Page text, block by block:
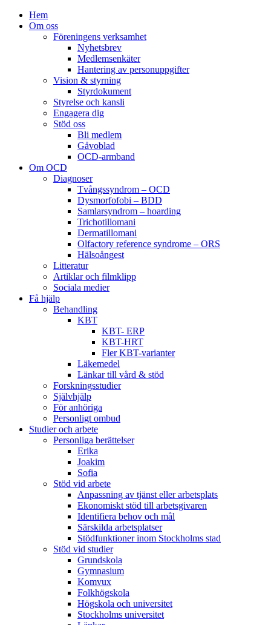
Hem
Om oss
Föreningens verksamhet
Nyhetsbrev
Medlemsenkäter
Hantering av personuppgifter
Vision & styrning
Styrdokument
Styrelse och kansli
Engagera dig
Stöd oss
Bli medlem
Gåvoblad
OCD-armband
Om OCD
Diagnoser
Tvångssyndrom – OCD
Dysmorfofobi – BDD
Samlarsyndrom – hoarding
Trichotillomani
Dermatillomani
Olfactory reference syndrome – ORS
Hälsoångest
Litteratur
Artiklar och filmklipp
Sociala medier
Få hjälp
Behandling
KBT
KBT- ERP
KBT-HRT
Fler KBT-varianter
Läkemedel
Länkar till vård & stöd
Forskningsstudier
Självhjälp
För anhöriga
Personligt ombud
Studier och arbete
Personliga berättelser
Erika
Joakim
Sofia
Stöd vid arbete
Anpassning av tjänst eller arbetsplats
Ekonomiskt stöd till arbetsgivaren
Identifiera behov och mål
Särskilda arbetsplatser
Stödfunktioner inom Stockholms stad
Stöd vid studier
Grundskola
Gymnasium
Komvux
Folkhögskola
Högskola och universitet
Stockholms universitet